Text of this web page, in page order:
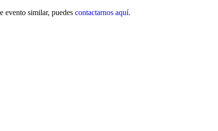
evento similar, puedes contactarnos aquí.